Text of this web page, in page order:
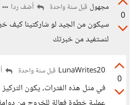
0
مجهول قبل سنة واحدة أضف ردا
سيكون من الجيد لو شاركتينا كيف
لنستفيد من خبرتك
0
LunaWrites20 قبل سنة واحدة
في مثل هذه الفترات، يكون